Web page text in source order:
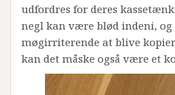
udfordres for deres
negl kan være blød indeni,
møgirriterende at blive
kan det måske også være et